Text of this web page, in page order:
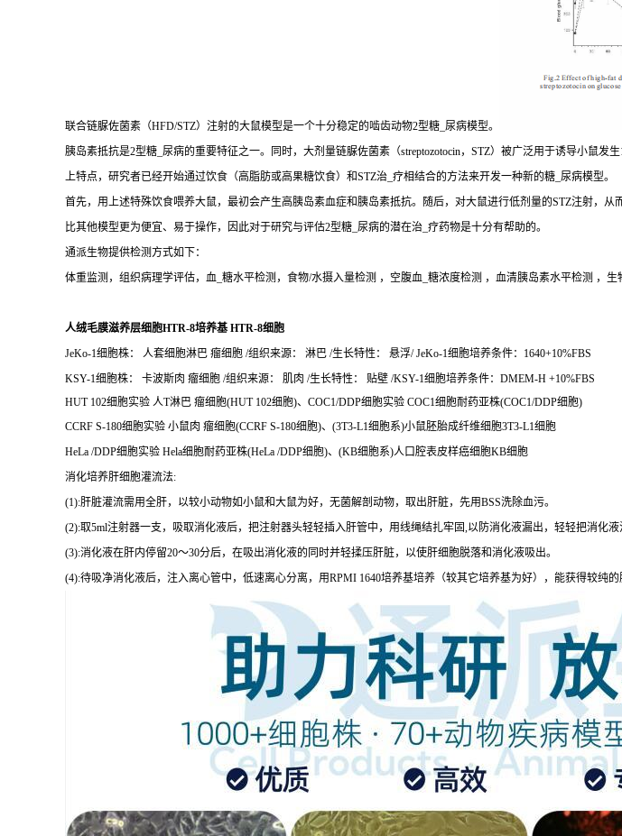
联合链脲佐菌素（HFD/STZ）注射的大鼠模型是一个十分稳定的啮齿动物2型糖_尿病模型。
胰岛素抵抗是2型糖_尿病的重要特征之一。同时，大剂量链脲佐菌素（streptozotocin，STZ）被广泛用于诱导小鼠
上特点，研究者已经开始通过饮食（高脂肪或高果糖饮食）和STZ治_疗相结合的方法来开发一种新的糖_尿病模型。
首先，用上述特殊饮食喂养大鼠，最初会产生高胰岛素血症和胰岛素抵抗。随后，对大鼠进行低剂量的STZ注射，
比其他模型更为便宜、易于操作，因此对于研究与评估2型糖_尿病的潜在治_疗药物是十分有帮助的。
通派生物提供检测方式如下：
体重监测，组织病理学评估，血_糖水平检测，食物/水摄入量检测 ，空腹血_糖浓度检测 ，血清胰岛素水平检测 ，生
人绒毛膜滋养层细胞HTR-8培养基 HTR-8细胞
JeKo-1细胞株： 人套细胞淋巴 瘤细胞 /组织来源： 淋巴 /生长特性： 悬浮/ JeKo-1细胞培养条件：1640+10%FBS
KSY-1细胞株： 卡波斯肉 瘤细胞 /组织来源： 肌肉 /生长特性： 贴壁 /KSY-1细胞培养条件：DMEM-H +10%FBS
HUT 102细胞实验 人T淋巴 瘤细胞(HUT 102细胞)、COC1/DDP细胞实验 COC1细胞耐药亚株(COC1/DDP细胞)
CCRF S-180细胞实验 小鼠肉 瘤细胞(CCRF S-180细胞)、(3T3-L1细胞系)小鼠胚胎成纤维细胞3T3-L1细胞
HeLa /DDP细胞实验 Hela细胞耐药亚株(HeLa /DDP细胞)、(KB细胞系)人口腔表皮样癌细胞KB细胞
消化培养肝细胞灌流法:
(1):肝脏灌流需用全肝，以较小动物如小鼠和大鼠为好，无菌解剖动物，取出肝脏，先用BSS洗除血污。
(2):取5ml注射器一支，吸取消化液后，把注射器头轻轻插入肝管中，用线绳结扎牢固,以防消化液漏出，轻轻把消化
(3):消化液在肝内停留20～30分后，在吸出消化液的同时并轻揉压肝脏，以使肝细胞脱落和消化液吸出。
(4):待吸净消化液后，注入离心管中，低速离心分离，用RPMI 1640培养基培养（较其它培养基为好），能获得较纯的